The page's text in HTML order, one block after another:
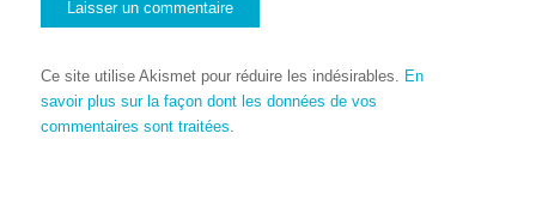
Ce site utilise Akismet pour réduire les indésirables. En
savoir plus sur la façon dont les données de vos
commentaires sont traitées.